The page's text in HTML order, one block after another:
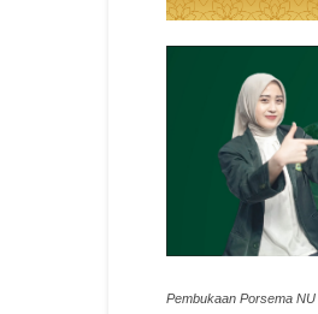
Pembukaan Porsema